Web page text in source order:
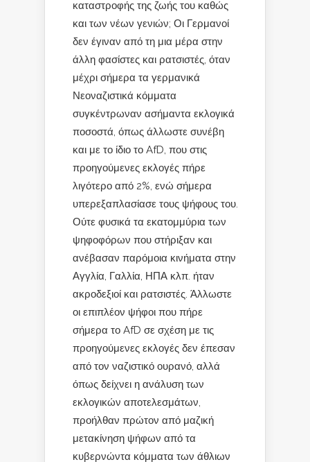
καταστροφής της ζωής του καθώς
και των νέων γενιών; Οι Γερμανοί
δεν έγιναν από τη μια μέρα στην
άλλη φασίστες και ρατσιστές, όταν
μέχρι σήμερα τα γερμανικά
Νεοναζιστικά κόμματα
συγκέντρωναν ασήμαντα εκλογικά
ποσοστά, όπως άλλωστε συνέβη
και με το ίδιο το AfD, που στις
προηγούμενες εκλογές πήρε
λιγότερο από 2%, ενώ σήμερα
υπερεξαπλασίασε τους ψήφους του.
Ούτε φυσικά τα εκατομμύρια των
ψηφοφόρων που στήριξαν και
ανέβασαν παρόμοια κινήματα στην
Αγγλία, Γαλλία, ΗΠΑ κλπ. ήταν
ακροδεξιοί και ρατσιστές. Άλλωστε
οι επιπλέον ψήφοι που πήρε
σήμερα το AfD σε σχέση με τις
προηγούμενες εκλογές δεν έπεσαν
από τον ναζιστικό ουρανό, αλλά
όπως δείχνει η ανάλυση των
εκλογικών αποτελεσμάτων,
προήλθαν πρώτον από μαζική
μετακίνηση ψήφων από τα
κυβερνώντα κόμματα των άθλιων